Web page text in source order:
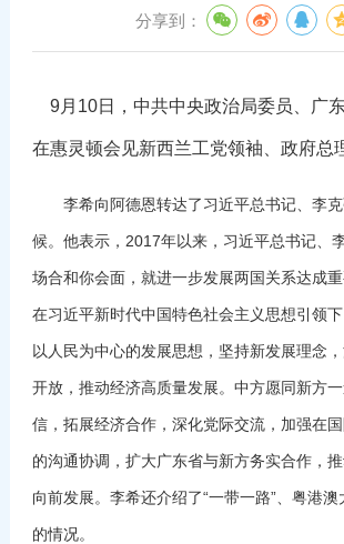
分享到：
9月10日，中共中央政治局委员、广
在惠灵顿会见新西兰工党领袖、政府总
李希向阿德恩转达了习近平总书记、李克
候。他表示，2017年以来，习近平总书记、
场合和你会面，就进一步发展两国关系达成重
在习近平新时代中国特色社会主义思想引领
以人民为中心的发展思想，坚持新发展理念
开放，推动经济高质量发展。中方愿同新方
信，拓展经济合作，深化党际交流，加强在
的沟通协调，扩大广东省与新方务实合作，
向前发展。李希还介绍了“一带一路”、粤港
的情况。